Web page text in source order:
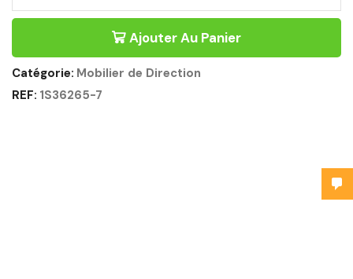
Ajouter Au Panier
Catégorie: Mobilier de Direction
REF: 1S36265-7